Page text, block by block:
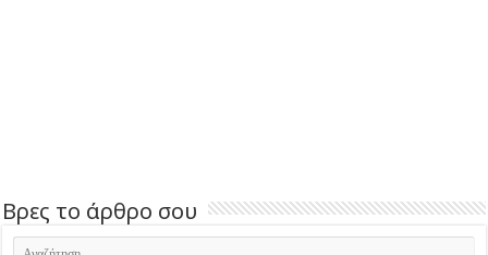
Βρες το άρθρο σου